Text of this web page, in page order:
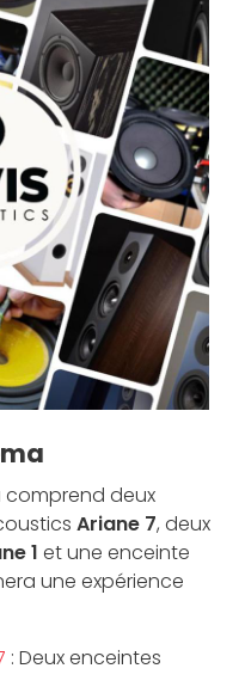
comprend deux
Ariane 7, deux
1 et une enceinte
une expérience
: Deux enceintes